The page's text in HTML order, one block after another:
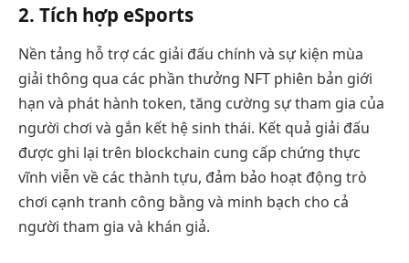
2. Tích hợp eSports
Nền tảng hỗ trợ các giải đấu chính và sự kiện mùa
giải thông qua các phần thưởng NFT phiên bản giới
hạn và phát hành token, tăng cường sự tham gia của
người chơi và gắn kết hệ sinh thái. Kết quả giải đấu
được ghi lại trên blockchain cung cấp chứng thực
vĩnh viễn về các thành tựu, đảm bảo hoạt động trò
chơi cạnh tranh công bằng và minh bạch cho cả
người tham gia và khán giả.